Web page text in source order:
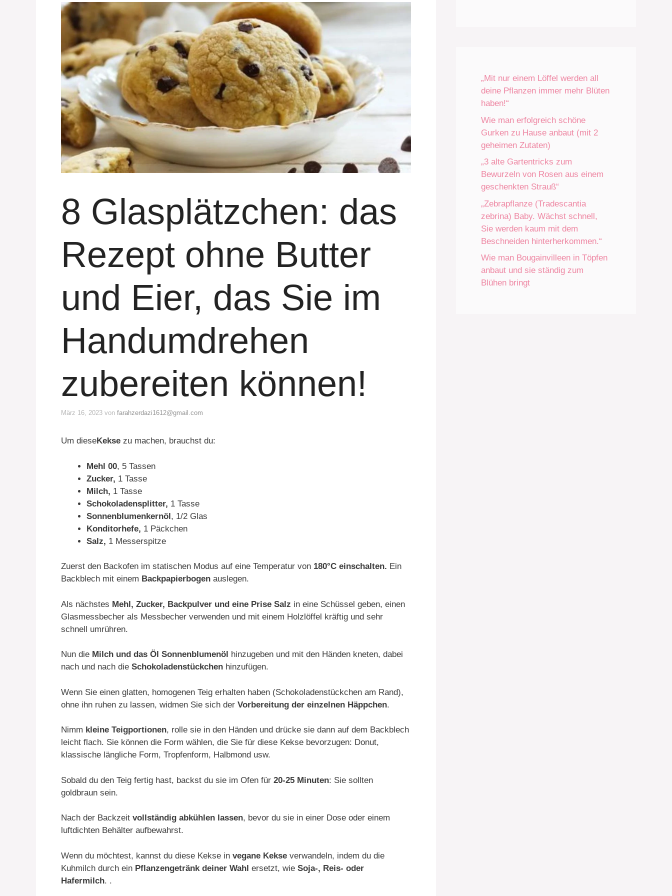
8 Glasplätzchen: das
Rezept ohne Butter
und Eier, das Sie im
Handumdrehen
zubereiten können!
März 16, 2023 von farahzerdazi1612@gmail.com
Um dieseKekse zu machen, brauchst du:
Mehl 00, 5 Tassen
Zucker, 1 Tasse
Milch, 1 Tasse
Schokoladensplitter, 1 Tasse
Sonnenblumenkernöl, 1/2 Glas
Konditorhefe, 1 Päckchen
Salz, 1 Messerspitze
Zuerst den Backofen im statischen Modus auf eine Temperatur von 180°C einschalten. Ein
Backblech mit einem Backpapierbogen auslegen.
Als nächstes Mehl, Zucker, Backpulver und eine Prise Salz in eine Schüssel geben, einen
Glasmessbecher als Messbecher verwenden und mit einem Holzlöffel kräftig und sehr
schnell umrühren.
Nun die Milch und das Öl Sonnenblumenöl
hinzugeben und mit den Händen kneten, dabei
nach und nach die Schokoladenstückchen hinzufügen.
Wenn Sie einen glatten, homogenen Teig erhalten haben (Schokoladenstückchen am Rand),
ohne ihn ruhen zu lassen, widmen Sie sich der Vorbereitung der einzelnen Häppchen.
Nimm kleine Teigportionen, rolle sie in den Händen und drücke sie dann auf dem Backblech
leicht flach. Sie können die Form wählen, die Sie für diese Kekse bevorzugen: Donut,
klassische längliche Form, Tropfenform, Halbmond usw.
Sobald du den Teig fertig hast, backst du sie im Ofen für 20-25 Minuten: Sie sollten
goldbraun sein.
Nach der Backzeit vollständig abkühlen lassen, bevor du sie in einer Dose oder einem
luftdichten Behälter aufbewahrst.
Wenn du möchtest, kannst du diese Kekse in vegane Kekse verwandeln, indem du die
Kuhmilch durch ein Pflanzengetränk deiner Wahl ersetzt, wie Soja-, Reis- oder
Hafermilch. .
„Mit nur einem Löffel werden all
deine Pflanzen immer mehr Blüten
haben!“
Wie man erfolgreich schöne
Gurken zu Hause anbaut (mit 2
geheimen Zutaten)
„3 alte Gartentricks zum
Bewurzeln von Rosen aus einem
geschenkten Strauß“
„Zebrapflanze (Tradescantia
zebrina) Baby. Wächst schnell,
Sie werden kaum mit dem
Beschneiden hinterherkommen.“
Wie man Bougainvilleen in Töpfen
anbaut und sie ständig zum
Blühen bringt